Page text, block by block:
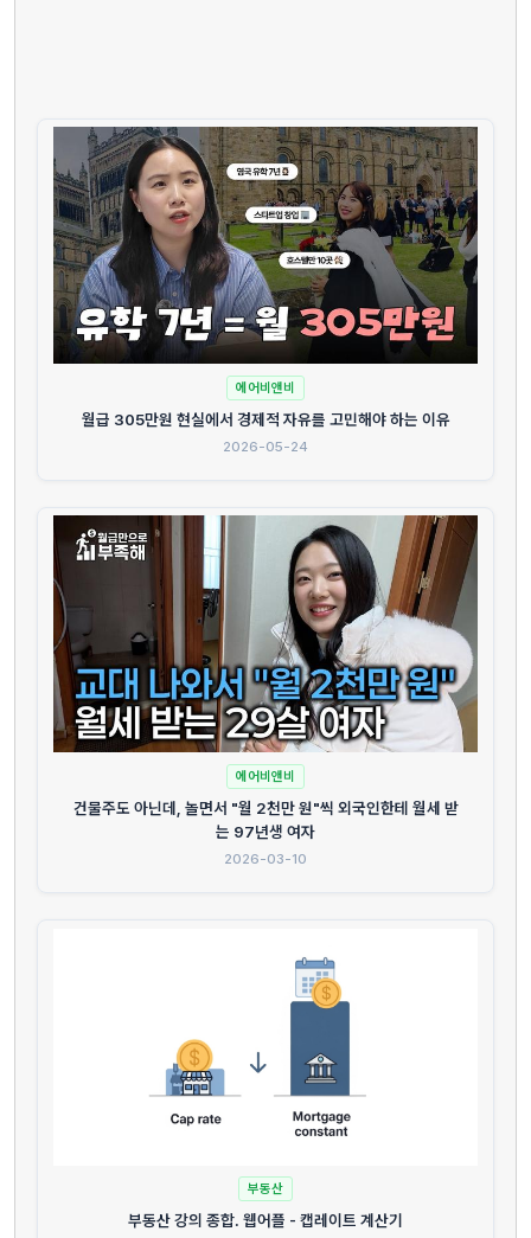
에어비앤비
월급 305만원 현실에서 경제적 자유를 고민해야 하는 이유
2026-05-24
에어비앤비
건물주도 아닌데, 놀면서 "월 2천만 원"씩 외국인한테 월세 받
는 97년생 여자
2026-03-10
부동산
부동산 강의 종합. 웹어플 - 캡레이트 계산기